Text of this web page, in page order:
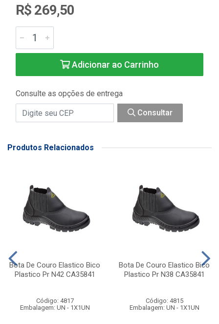
R$ 269,50
Adicionar ao Carrinho
Consulte as opções de entrega
Consultar
Produtos Relacionados
Bota De Couro Elastico Bico
Plastico Pr N42 CA35841
Código: 4817
Embalagem: UN - 1X1UN
Bota De Couro Elastico Bico
Plastico Pr N38 CA35841
Código: 4815
Embalagem: UN - 1X1UN